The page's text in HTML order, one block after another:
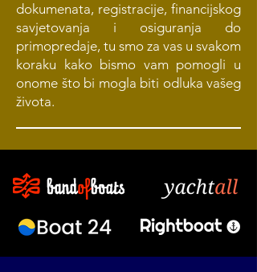
dokumenata, registracije, financijskog
savjetovanja i osiguranja do
primopredaje, tu smo za vas u svakom
koraku kako bismo vam pomogli u
onome što bi mogla biti odluka vašeg
života.